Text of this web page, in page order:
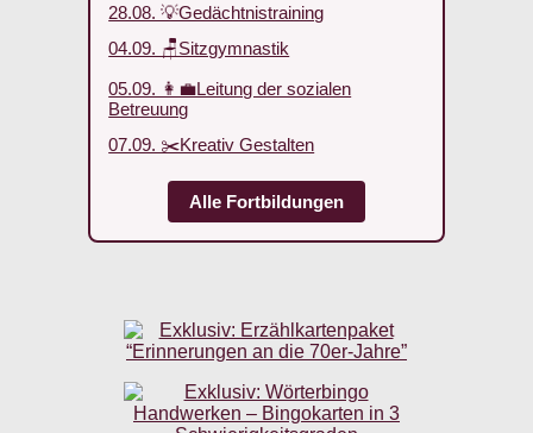
28.08. 💡Gedächtnistraining
04.09. 🪑Sitzgymnastik
05.09. 👩‍💼Leitung der sozialen
Betreuung
07.09. ✂️Kreativ Gestalten
Alle Fortbildungen